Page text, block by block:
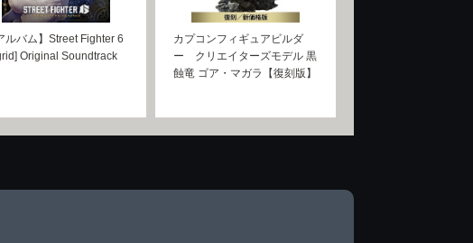
ルバム】Street Fighter 6
Original Soundtrack
カプコンフィギュアビルダ
ー クリエイターズモデル 黒
蝕竜 ゴア・マガラ【復刻版】